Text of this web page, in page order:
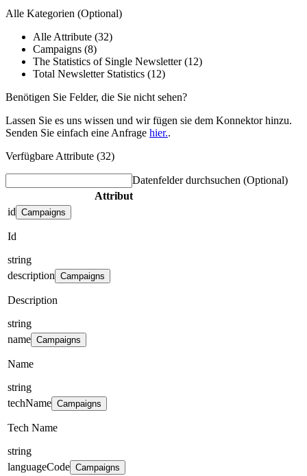
Alle Kategorien (Optional)
Alle Attribute (32)
Campaigns (8)
The Statistics of Single Newsletter (12)
Total Newsletter Statistics (12)
Benötigen Sie Felder, die Sie nicht sehen?
Lassen Sie es uns wissen und wir fügen sie dem Konnektor hinzu.
Senden Sie einfach eine Anfrage hier..
Verfügbare Attribute (32)
Datenfelder durchsuchen (Optional)
Attribut
id Campaigns
Id
string
description Campaigns
Description
string
name Campaigns
Name
string
techName Campaigns
Tech Name
string
languageCode Campaigns